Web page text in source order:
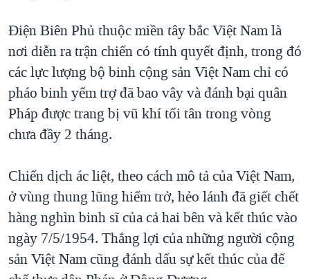
Điện Biên Phủ thuộc miền tây bắc Việt Nam là
nơi diễn ra trận chiến có tính quyết định, trong đó
các lực lượng bộ binh cộng sản Việt Nam chỉ có
pháo binh yểm trợ đã bao vây và đánh bại quân
Pháp được trang bị vũ khí tối tân trong vòng
chưa đầy 2 tháng.
Chiến dịch ác liệt, theo cách mô tả của Việt Nam,
ở vùng thung lũng hiểm trở, hẻo lánh đã giết chết
hàng nghìn binh sĩ của cả hai bên và kết thúc vào
ngày 7/5/1954. Thắng lợi của những người cộng
sản Việt Nam cũng đánh dấu sự kết thúc của đế